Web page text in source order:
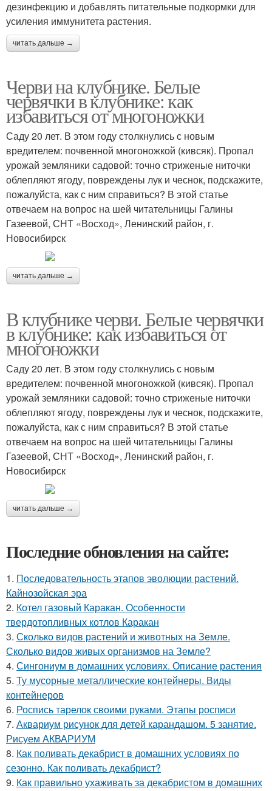
дезинфекцию и добавлять питательные подкормки для
усиления иммунитета растения.
читать дальше →
Черви на клубнике. Белые
червячки в клубнике: как
избавиться от многоножки
Саду 20 лет. В этом году столкнулись с новым
вредителем: почвенной многоножкой (кивсяк). Пропал
урожай земляники садовой: точно стриженые ниточки
облепляют ягоду, повреждены лук и чеснок, подскажите,
пожалуйста, как с ним справиться? В этой статье
отвечаем на вопрос на шей читательницы Галины
Газеевой, СНТ «Восход», Ленинский район, г.
Новосибирск
читать дальше →
В клубнике черви. Белые червячки
в клубнике: как избавиться от
многоножки
Саду 20 лет. В этом году столкнулись с новым
вредителем: почвенной многоножкой (кивсяк). Пропал
урожай земляники садовой: точно стриженые ниточки
облепляют ягоду, повреждены лук и чеснок, подскажите,
пожалуйста, как с ним справиться? В этой статье
отвечаем на вопрос на шей читательницы Галины
Газеевой, СНТ «Восход», Ленинский район, г.
Новосибирск
читать дальше →
Последние обновления на сайте:
1. Последовательность этапов эволюции растений.
Кайнозойская эра
2. Котел газовый Каракан. Особенности
твердотопливных котлов Каракан
3. Сколько видов растений и животных на Земле.
Сколько видов живых организмов на Земле?
4. Сингониум в домашних условиях. Описание растения
5. Ту мусорные металлические контейнеры. Виды
контейнеров
6. Роспись тарелок своими руками. Этапы росписи
7. Аквариум рисунок для детей карандашом. 5 занятие.
Рисуем АКВАРИУМ
8. Как поливать декабрист в домашних условиях по
сезонно. Как поливать декабрист?
9. Как правильно ухаживать за декабристом в домашних